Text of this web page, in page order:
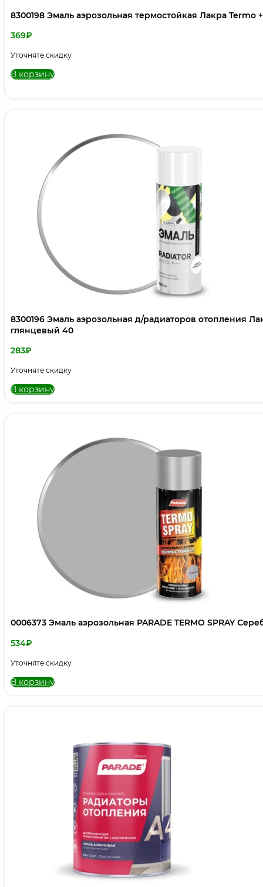
8300198 Эмаль аэрозольная термостойкая Лакра Termo
369₽
Уточняте скидку
В корзину
8300196 Эмаль аэрозольная д/радиаторов отопления
глянцевый 40
283₽
Уточняте скидку
В корзину
0006373 Эмаль аэрозольная PARADE TERMO SPRAY
534₽
Уточняте скидку
В корзину